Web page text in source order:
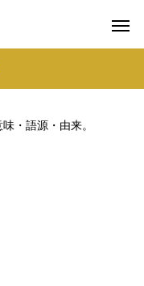
・語源・由来。